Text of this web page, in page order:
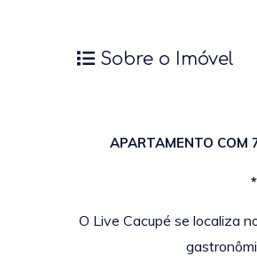
Sobre o Imóvel
APARTAMENTO COM
O Live Cacupé se localiza